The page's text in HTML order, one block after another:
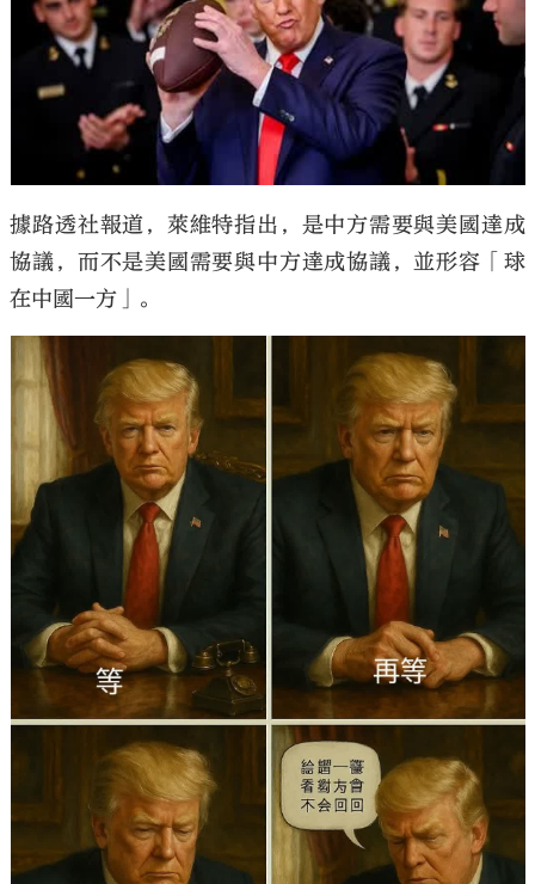
據路透社報道，萊維特指出，是中方需要與美國達成
協議，而不是美國需要與中方達成協議，並形容「球
在中國一方」。